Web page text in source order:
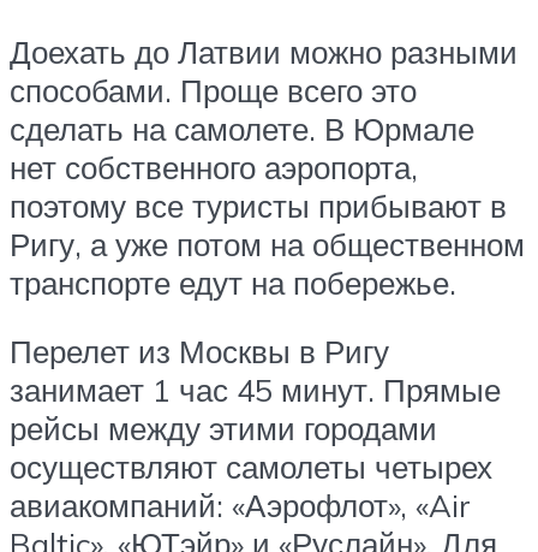
Доехать до Латвии можно разными
способами. Проще всего это
сделать на самолете. В Юрмале
нет собственного аэропорта,
поэтому все туристы прибывают в
Ригу, а уже потом на общественном
транспорте едут на побережье.
Перелет из Москвы в Ригу
занимает 1 час 45 минут. Прямые
рейсы между этими городами
осуществляют самолеты четырех
авиакомпаний: «Аэрофлот», «Air
Baltic», «ЮТэйр» и «Руслайн». Для